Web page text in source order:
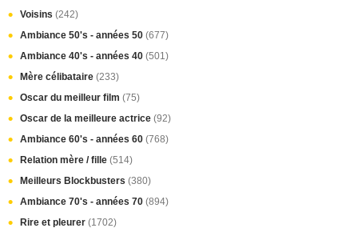
Voisins (242)
Ambiance 50's - années 50 (677)
Ambiance 40's - années 40 (501)
Mère célibataire (233)
Oscar du meilleur film (75)
Oscar de la meilleure actrice (92)
Ambiance 60's - années 60 (768)
Relation mère / fille (514)
Meilleurs Blockbusters (380)
Ambiance 70's - années 70 (894)
Rire et pleurer (1702)